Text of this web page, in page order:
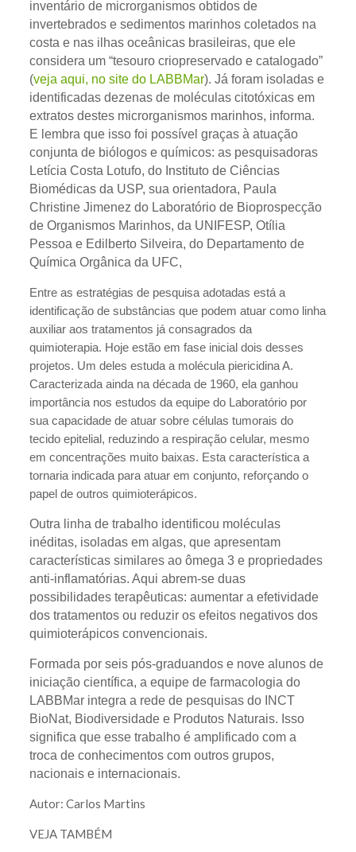
inventário de microrganismos obtidos de
invertebrados e sedimentos marinhos coletados na
costa e nas ilhas oceânicas brasileiras, que ele
considera um “tesouro criopreservado e catalogado”
(veja aqui, no site do LABBMar). Já foram isoladas e
identificadas dezenas de moléculas citotóxicas em
extratos destes microrganismos marinhos, informa.
E lembra que isso foi possível graças à atuação
conjunta de biólogos e químicos: as pesquisadoras
Letícia Costa Lotufo, do Instituto de Ciências
Biomédicas da USP, sua orientadora, Paula
Christine Jimenez do Laboratório de Bioprospecção
de Organismos Marinhos, da UNIFESP, Otília
Pessoa e Edilberto Silveira, do Departamento de
Química Orgânica da UFC,
Entre as estratégias de pesquisa adotadas está a
identificação de substâncias que podem atuar como linha
auxiliar aos tratamentos já consagrados da
quimioterapia. Hoje estão em fase inicial dois desses
projetos. Um deles estuda a molécula piericidina A.
Caracterizada ainda na década de 1960, ela ganhou
importância nos estudos da equipe do Laboratório por
sua capacidade de atuar sobre células tumorais do
tecido epitelial, reduzindo a respiração celular, mesmo
em concentrações muito baixas. Esta característica a
tornaria indicada para atuar em conjunto, reforçando o
papel de outros quimioterápicos.
Outra linha de trabalho identificou moléculas
inéditas, isoladas em algas, que apresentam
características similares ao ômega 3 e propriedades
anti-inflamatórias. Aqui abrem-se duas
possibilidades terapêuticas: aumentar a efetividade
dos tratamentos ou reduzir os efeitos negativos dos
quimioterápicos convencionais.
Formada por seis pós-graduandos e nove alunos de
iniciação científica, a equipe de farmacologia do
LABBMar integra a rede de pesquisas do INCT
BioNat, Biodiversidade e Produtos Naturais. Isso
significa que esse trabalho é amplificado com a
troca de conhecimentos com outros grupos,
nacionais e internacionais.
Autor: Carlos Martins
VEJA TAMBÉM